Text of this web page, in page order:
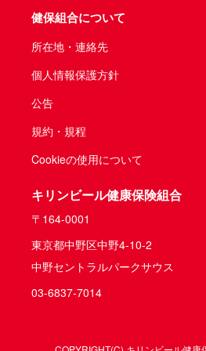
健保組合について
所在地・連絡先
個人情報保護方針
公告
規約・規程
Cookieの使用について
キリンビール健康保険組合
〒164-0001
東京都中野区中野4-10-2
中野セントラルパークサウス
03-6837-7014